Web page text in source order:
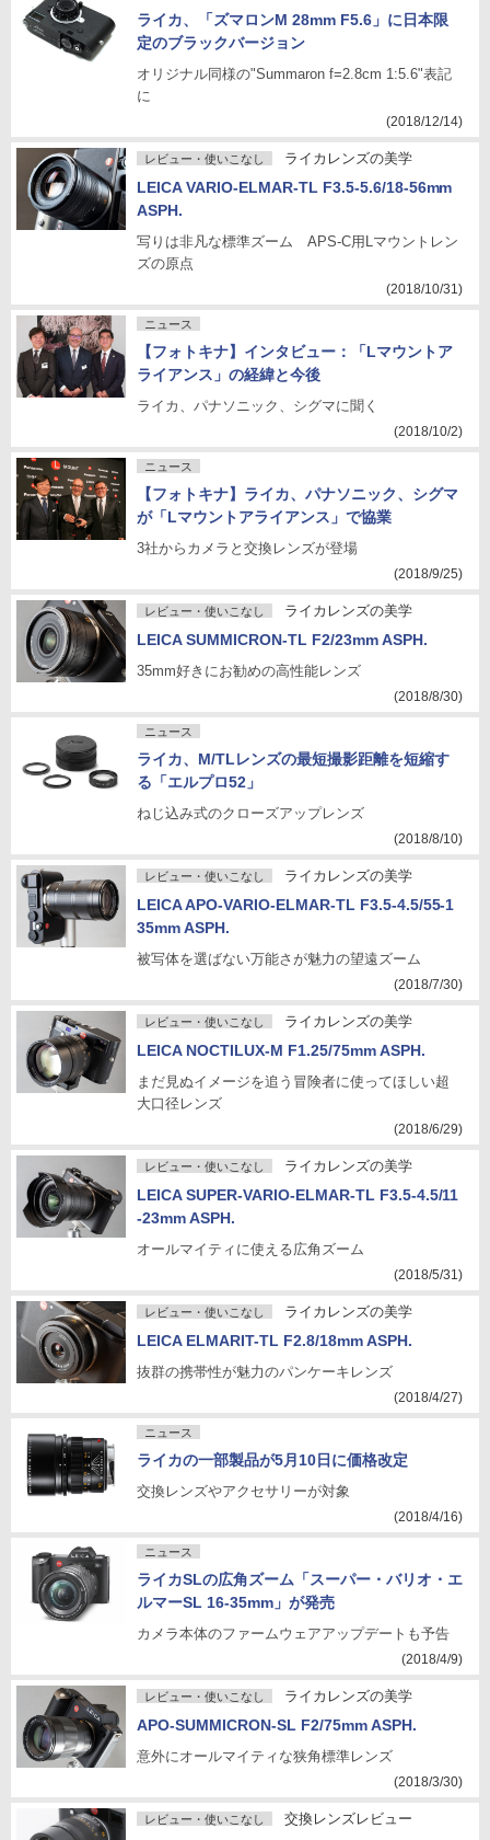
ライカ、「ズマロンM 28mm F5.6」に日本限
定のブラックバージョン
オリジナル同様の"Summaron f=2.8cm 1:5.6"表記
に
(2018/12/14)
レビュー・使いこなし ライカレンズの美学
LEICA VARIO-ELMAR-TL F3.5-5.6/18-56mm
ASPH.
写りは非凡な標準ズーム APS-C用Lマウントレン
ズの原点
(2018/10/31)
ニュース
【フォトキナ】インタビュー：「Lマウントア
ライアンス」の経緯と今後
ライカ、パナソニック、シグマに聞く
(2018/10/2)
ニュース
【フォトキナ】ライカ、パナソニック、シグマ
が「Lマウントアライアンス」で協業
3社からカメラと交換レンズが登場
(2018/9/25)
レビュー・使いこなし ライカレンズの美学
LEICA SUMMICRON-TL F2/23mm ASPH.
35mm好きにお勧めの高性能レンズ
(2018/8/30)
ニュース
ライカ、M/TLレンズの最短撮影距離を短縮す
る「エルプロ52」
ねじ込み式のクローズアップレンズ
(2018/8/10)
レビュー・使いこなし ライカレンズの美学
LEICA APO-VARIO-ELMAR-TL F3.5-4.5/55-1
35mm ASPH.
被写体を選ばない万能さが魅力の望遠ズーム
(2018/7/30)
レビュー・使いこなし ライカレンズの美学
LEICA NOCTILUX-M F1.25/75mm ASPH.
まだ見ぬイメージを追う冒険者に使ってほしい超
大口径レンズ
(2018/6/29)
レビュー・使いこなし ライカレンズの美学
LEICA SUPER-VARIO-ELMAR-TL F3.5-4.5/11
-23mm ASPH.
オールマイティに使える広角ズーム
(2018/5/31)
レビュー・使いこなし ライカレンズの美学
LEICA ELMARIT-TL F2.8/18mm ASPH.
抜群の携帯性が魅力のパンケーキレンズ
(2018/4/27)
ニュース
ライカの一部製品が5月10日に価格改定
交換レンズやアクセサリーが対象
(2018/4/16)
ニュース
ライカSLの広角ズーム「スーパー・バリオ・エ
ルマーSL 16-35mm」が発売
カメラ本体のファームウェアアップデートも予告
(2018/4/9)
レビュー・使いこなし ライカレンズの美学
APO-SUMMICRON-SL F2/75mm ASPH.
意外にオールマイティな狭角標準レンズ
(2018/3/30)
レビュー・使いこなし 交換レンズレビュー